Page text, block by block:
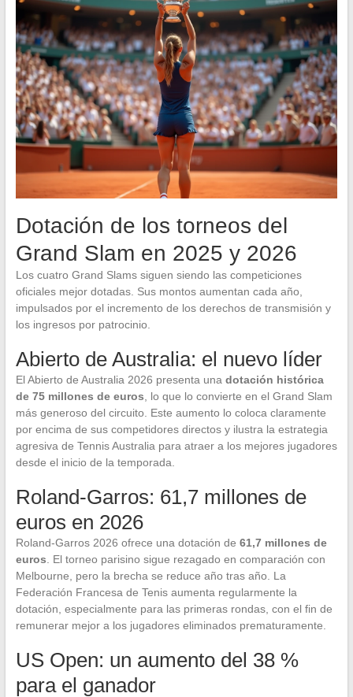
Dotación de los torneos del
Grand Slam en 2025 y 2026
Los cuatro Grand Slams siguen siendo las competiciones
oficiales mejor dotadas. Sus montos aumentan cada año,
impulsados por el incremento de los derechos de transmisión y
los ingresos por patrocinio.
Abierto de Australia: el nuevo líder
El Abierto de Australia 2026 presenta una dotación histórica
de 75 millones de euros , lo que lo convierte en el Grand Slam
más generoso del circuito. Este aumento lo coloca claramente
por encima de sus competidores directos y ilustra la estrategia
agresiva de Tennis Australia para atraer a los mejores jugadores
desde el inicio de la temporada.
Roland-Garros: 61,7 millones de
euros en 2026
Roland-Garros 2026 ofrece una dotación de 61,7 millones de
euros . El torneo parisino sigue rezagado en comparación con
Melbourne, pero la brecha se reduce año tras año. La
Federación Francesa de Tenis aumenta regularmente la
dotación, especialmente para las primeras rondas, con el fin de
remunerar mejor a los jugadores eliminados prematuramente.
US Open: un aumento del 38 %
para el ganador